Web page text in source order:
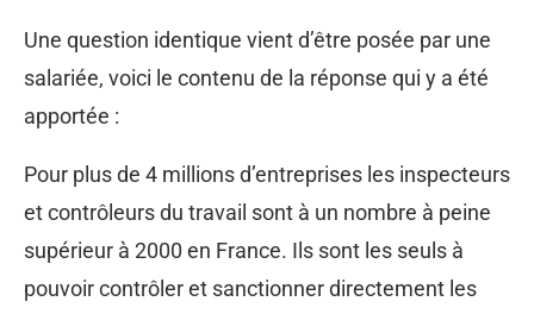
Une question identique vient d’être posée par une
salariée, voici le contenu de la réponse qui y a été
apportée :
Pour plus de 4 millions d’entreprises les inspecteurs
et contrôleurs du travail sont à un nombre à peine
supérieur à 2000 en France. Ils sont les seuls à
pouvoir contrôler et sanctionner directement les